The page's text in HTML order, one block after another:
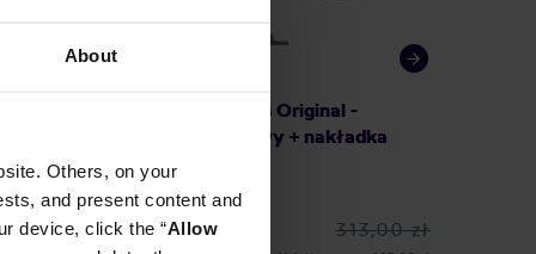
About
Others, on your
and present content and
device, click the “Allow
zł
Zestaw AeroPress Original -
Zaparzacz do kawy + nakładka
Flow Control
313,00 zł